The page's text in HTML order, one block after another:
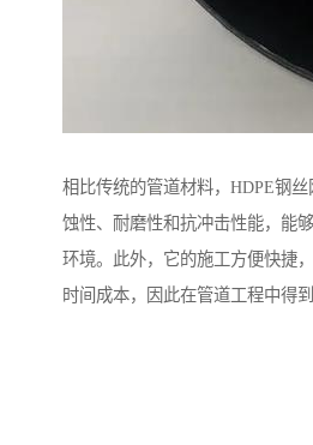
相比传统的管道材料，HDPE钢
蚀性、耐磨性和抗冲击性能，能
环境。此外，它的施工方便快捷
时间成本，因此在管道工程中得